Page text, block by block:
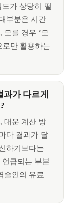
가 상당히 떨
부분은 시간
를 경우 ‘모
로만 활용하는
가 다르게
대운 계산 방
다 결과가 달
하기보다는
급되는 부분
술인의 유료